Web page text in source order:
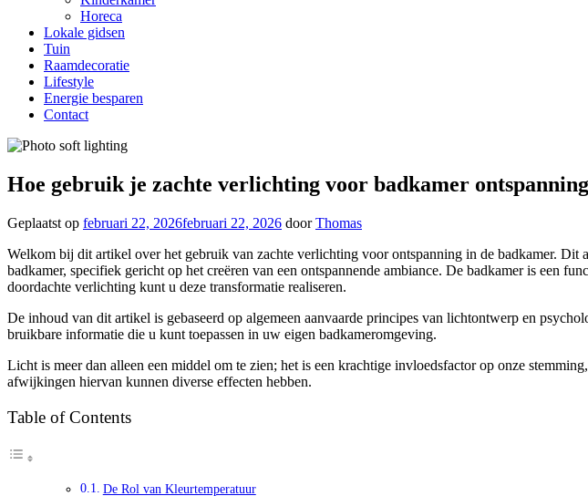
Horeca
Lokale gidsen
Tuin
Raamdecoratie
Lifestyle
Energie besparen
Contact
Hoe gebruik je zachte verlichting voor badkamer ontspanning
Geplaatst op februari 22, 2026februari 22, 2026 doorThomas
Welkom bij dit artikel over het gebruik van zachte verlichting voor ontspanning in de badkamer.
badkamer, specifiek gericht op het creëren van een ontspannende ambiance. De badkamer is een
doordachte verlichting kunt u deze transformatie realiseren.
De inhoud van dit artikel is gebaseerd op algemeen aanvaarde principes van lichtontwerp en
bruikbare informatie die u kunt toepassen in uw eigen badkameromgeving.
Licht is meer dan alleen een middel om te zien; het is een krachtige invloedsfactor op onze
afwijkingen hiervan kunnen diverse effecten hebben.
Table of Contents
De Rol van Kleurtemperatuur